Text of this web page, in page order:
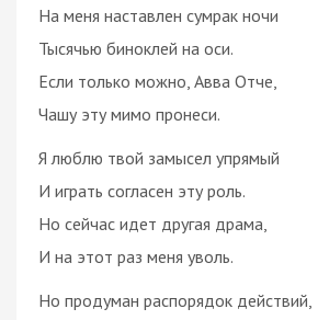
На меня наставлен сумрак ночи
Тысячью биноклей на оси.
Если только можно, Авва Отче,
Чашу эту мимо пронеси.
Я люблю твой замысел упрямый
И играть согласен эту роль.
Но сейчас идет другая драма,
И на этот раз меня уволь.
Но продуман распорядок действий,